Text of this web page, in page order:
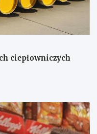
ciepłowniczych